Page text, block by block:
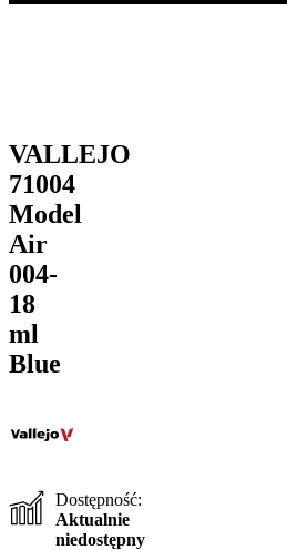
VALLEJO
71004
Model
Air
004-
18
ml
Blue
Dostępność:
Aktualnie
niedostępny